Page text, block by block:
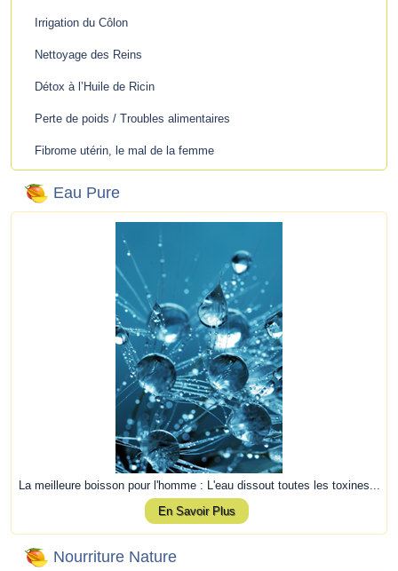
Irrigation du Côlon
Nettoyage des Reins
Détox à l’Huile de Ricin
Perte de poids / Troubles alimentaires
Fibrome utérin, le mal de la femme
Eau Pure
La meilleure boisson pour l'homme : L'eau dissout toutes les toxines...
En Savoir Plus
Nourriture Nature